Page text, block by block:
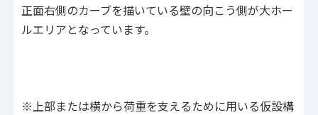
正面右側のカーブを描いている壁の向こう側が大ホー
ルエリアとなっています。
※上部または横から荷重を支えるために用いる仮設構